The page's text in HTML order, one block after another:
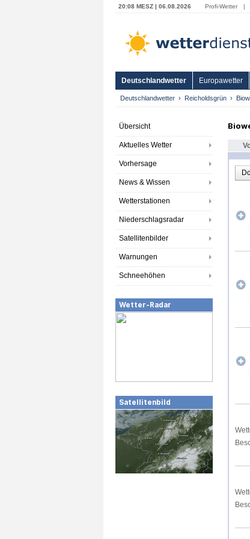
20:08 MESZ | 06.08.2026 Profi-Wetter |
Deutschlandwetter Europawetter
Deutschlandwetter Reicholdsgrün
Übersicht
Aktuelles Wetter
Vorhersage
News & Wissen
Wetterstationen
Niederschlagsradar
Satellitenbilder
Warnungen
Schneehöhen
Wetter-Radar
Satellitenbild